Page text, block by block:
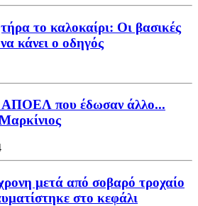
το καλοκαίρι: Οι βασικές
να κάνει ο οδηγός
ΑΠΟΕΛ που έδωσαν άλλο...
μετά από σοβαρό τροχαίο
στο κεφάλι